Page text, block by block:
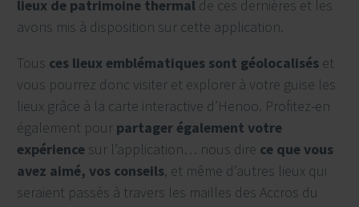
lieux de patrimoine thermal de ces dernières et les
avons mis à disposition sur cette application.
Tous ces lieux emblématiques sont géolocalisés et
vous pourrez donc visiter et explorer à votre guise les
lieux grâce à la carte interactive d’Henoo. Profitez-en
également pour partager également votre
expérience sur l’application… nous dire ce que vous
avez aimé, vos conseils, et même d’autres lieux qui
seraient passés à travers les mailles des Accros du